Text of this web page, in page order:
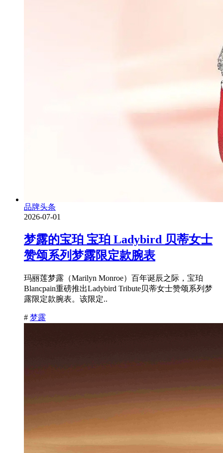
品牌头条
2026-07-01
梦露的宝珀 宝珀 Ladybird 贝蒂女士
赞颂系列梦露限定款腕表
玛丽莲梦露（Marilyn Monroe）百年诞辰之际，宝珀
Blancpain重磅推出Ladybird Tribute贝蒂女士赞颂系列梦
露限定款腕表。该限定..
# 梦露